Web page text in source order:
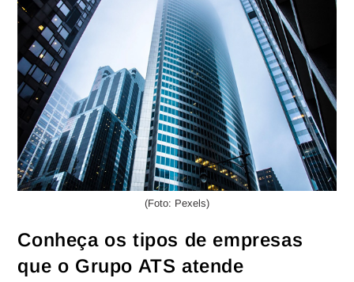
(Foto: Pexels)
Conheça os tipos de empresas
que o Grupo ATS atende